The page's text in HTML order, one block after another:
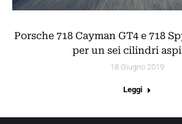
Porsche 718 Cayman GT4 e 718
per un sei cilindri
18 Giugno 2019
Leggi